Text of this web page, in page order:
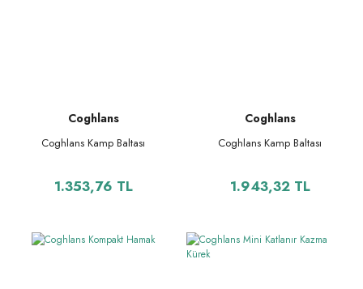
Coghlans
Coghlans Kamp Baltası
1.353,76 TL
Coghlans
Coghlans Kamp Baltası
1.943,32 TL